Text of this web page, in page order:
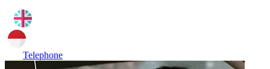
Telephone